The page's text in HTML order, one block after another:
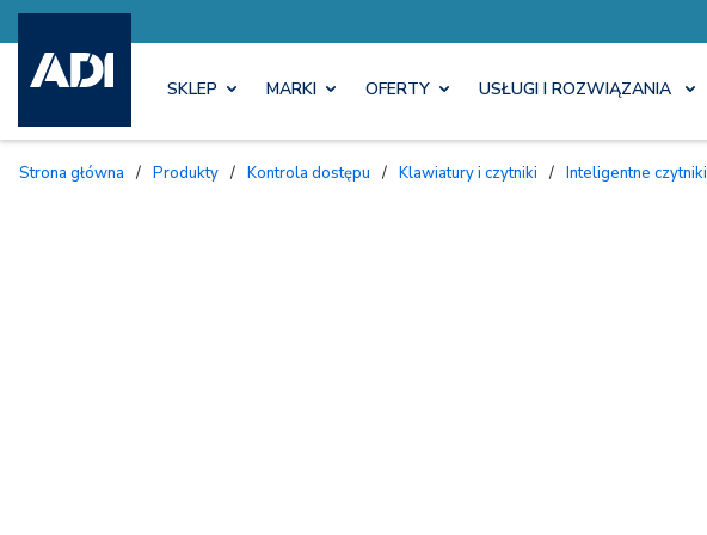
SKLEP MARKI OFERTY USŁUGI I ROZWIĄZANIA
Strona główna / Produkty / Kontrola dostępu / Klawiatury i czytniki / Inteligentne czytniki